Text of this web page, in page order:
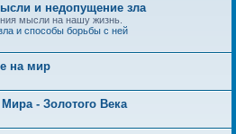
и недопущение зла
мысли на нашу жизнь.
и способы борьбы с ней
на мир
- Золотого Века